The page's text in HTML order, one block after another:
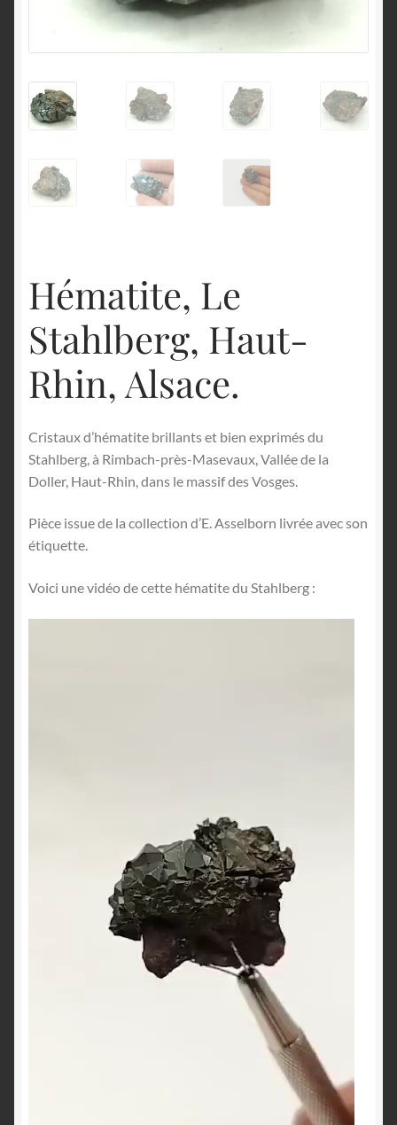
Hématite, Le
Stahlberg, Haut-
Rhin, Alsace.
Cristaux d’hématite brillants et bien exprimés du
Stahlberg, à Rimbach-près-Masevaux, Vallée de la
Doller, Haut-Rhin, dans le massif des Vosges.
Pièce issue de la collection d’E. Asselborn livrée avec son
étiquette.
Voici une vidéo de cette hématite du Stahlberg :